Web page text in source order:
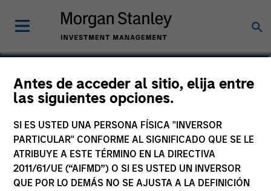
Antes de acceder al sitio, elija entre
las siguientes opciones.
SI ES USTED UNA PERSONA FÍSICA "INVERSOR
PARTICULAR" CONFORME AL SIGNIFICADO QUE SE LE
ATRIBUYE A ESTE TÉRMINO EN LA DIRECTIVA
2011/61/UE (“AIFMD”) O SI ES USTED UN INVERSOR
QUE POR LO DEMÁS NO SE AJUSTA A LA DEFINICIÓN
Samson Hung
Vice President